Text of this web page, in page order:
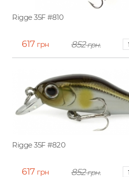
Rigge 35F #810
617 грн 852грн.
Rigge 35F #820
617 грн 852грн.